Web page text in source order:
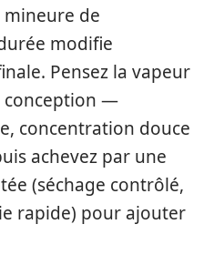
de
modifie
Pensez la vapeur
conception —
concentration douce
achevez par une
(séchage contrôlé,
rapide) pour ajouter